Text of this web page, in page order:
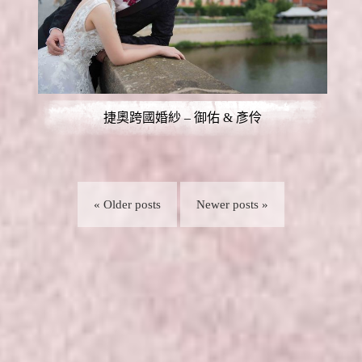
捷奧跨國婚紗 – 御佑 & 彥伶
« Older posts Newer posts »